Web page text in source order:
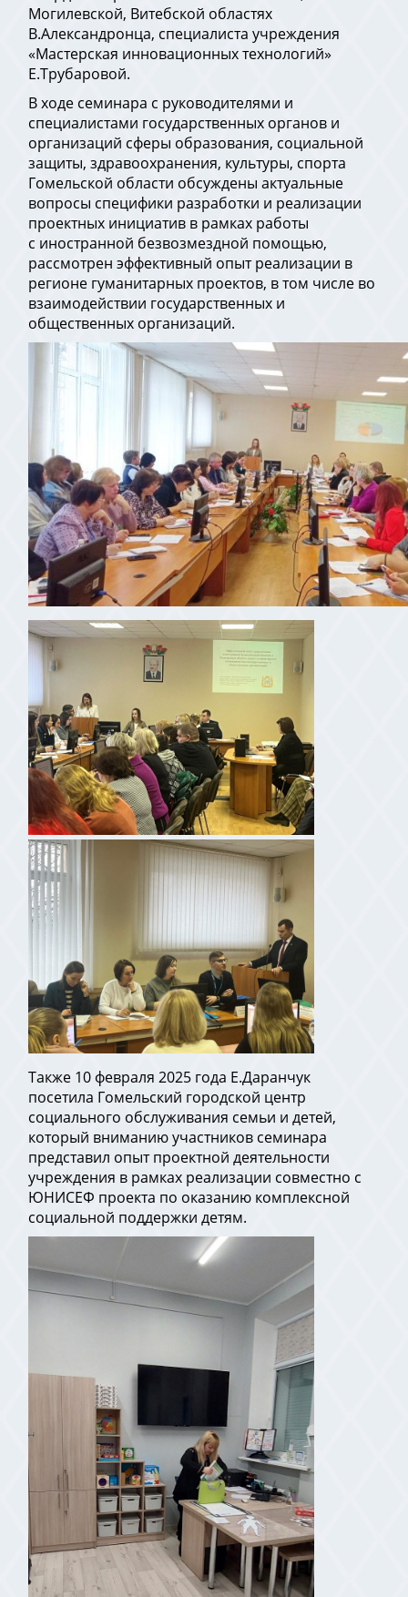
Могилевской, Витебской областях
В.Александронца, специалиста учреждения
«Мастерская инновационных технологий»
Е.Трубаровой.
В ходе семинара с руководителями и
специалистами государственных органов и
организаций сферы образования, социальной
защиты, здравоохранения, культуры, спорта
Гомельской области обсуждены актуальные
вопросы специфики разработки и реализации
проектных инициатив в рамках работы
с иностранной безвозмездной помощью,
рассмотрен эффективный опыт реализации в
регионе гуманитарных проектов, в том числе во
взаимодействии государственных и
общественных организаций.
Также 10 февраля 2025 года Е.Даранчук
посетила Гомельский городской центр
социального обслуживания семьи и детей,
который вниманию участников семинара
представил опыт проектной деятельности
учреждения в рамках реализации совместно с
ЮНИСЕФ проекта по оказанию комплексной
социальной поддержки детям.